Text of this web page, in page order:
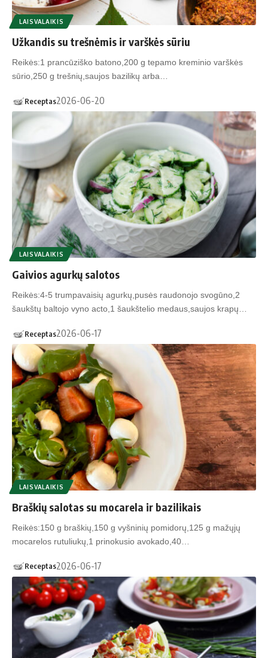
LAISVALAIKIS
Užkandis su trešnėmis ir varškės sūriu
Reikės:1 prancūziško batono,200 g tepamo kreminio varškės
sūrio,250 g trešnių,saujos bazilikų arba…
Receptas2026-06-20
LAISVALAIKIS
Gaivios agurkų salotos
Reikės:4-5 trumpavaisių agurkų,pusės raudonojo svogūno,2
šaukštų baltojo vyno acto,1 šaukštelio medaus,saujos krapų…
Receptas2026-06-17
LAISVALAIKIS
Braškių salotas su mocarela ir bazilikais
Reikės:150 g braškių,150 g vyšninių pomidorų,125 g mažųjų
mocarelos rutuliukų,1 prinokusio avokado,40…
Receptas2026-06-17